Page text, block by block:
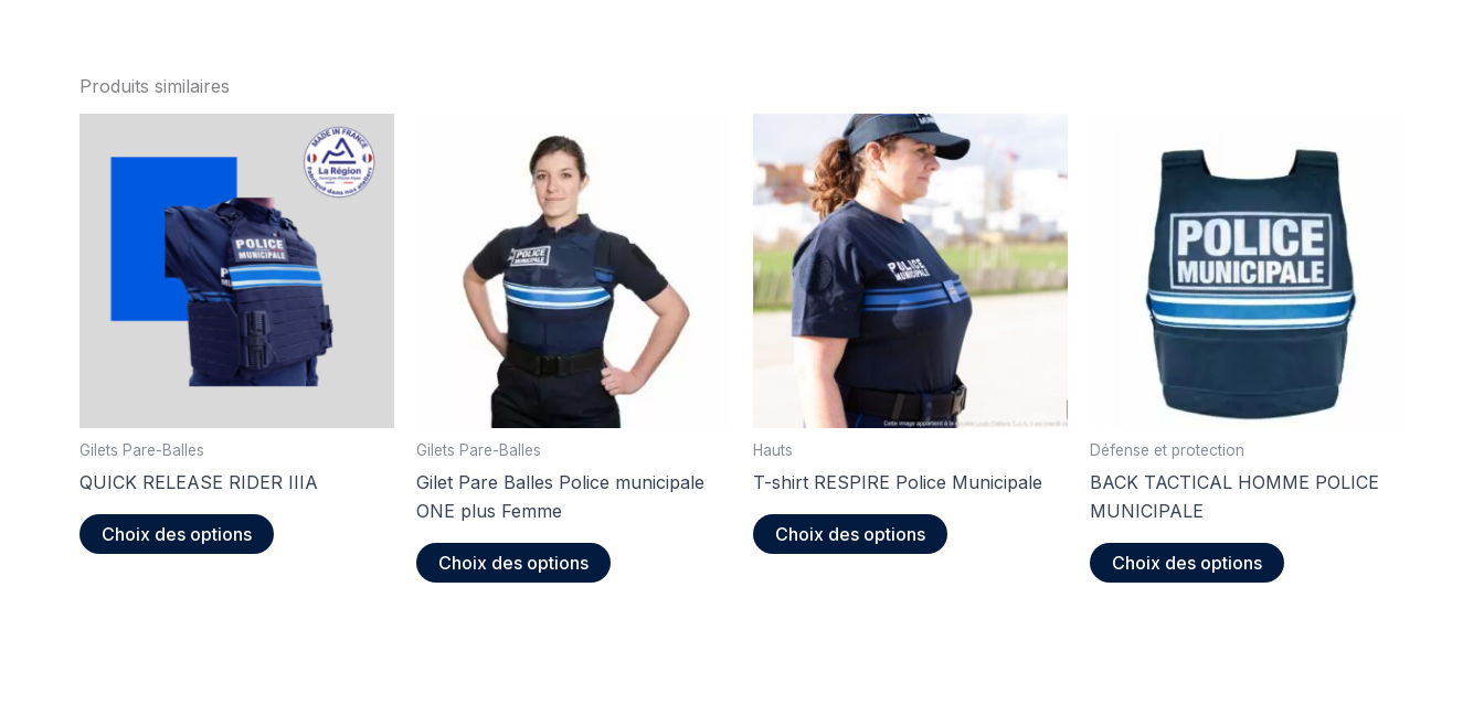
Produits similaires
Gilets Pare-Balles
QUICK RELEASE RIDER IIIA
Choix des options
produit
Gilets Pare-Balles
Gilet Pare Balles Police municipale
ONE plus Femme
Choix des options
produit
Hauts
T-shirt RESPIRE Police Municipale
Choix des options
produit
Défense et protection
BACK TACTICAL HOMME POLICE
MUNICIPALE
Choix des options
produit